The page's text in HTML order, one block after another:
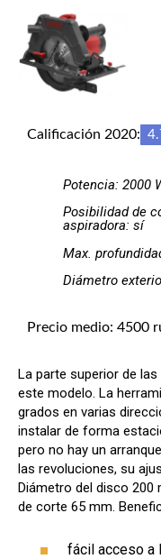
Calificación 2020:
Potencia: 2000
Posibilidad de
aspiradora: sí
Max.
Diámetro
Precio medio: 4500
La parte superior de
este modelo. La
grados en varias
instalar de forma
pero no hay un
las revoluciones, su
Diámetro del disco 200
de corte 65 mm.
fácil acceso a